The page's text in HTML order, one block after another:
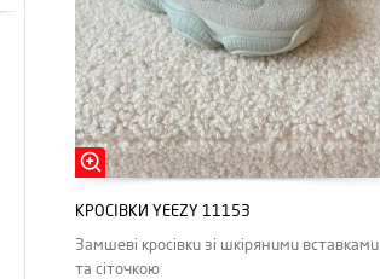
КРОСІВКИ YEEZY 11153
Замшеві кросівки зі шкіряними вставками
та сіточкою